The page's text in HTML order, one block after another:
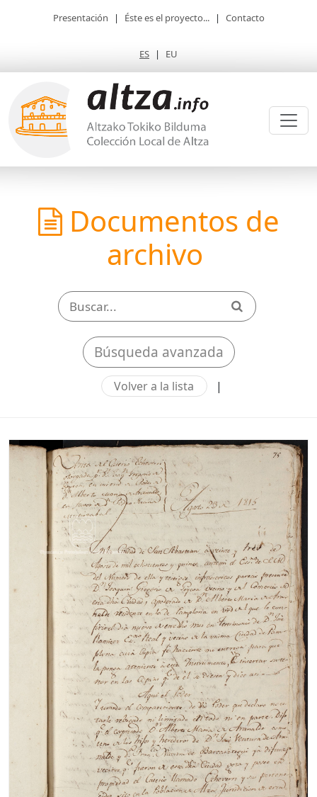
Presentación | Éste es el proyecto... | Contacto
ES | EU
Documentos de
archivo
Búsqueda avanzada
Volver a la lista |